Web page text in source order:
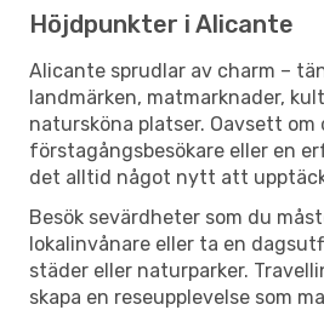
Höjdpunkter i Alicante
Alicante sprudlar av charm –
landmärken, matmarknader,
natursköna platser. Oavsett om
förstagångsbesökare eller en
det alltid något nytt att
Besök sevärdheter som du
lokalinvånare eller ta en
städer eller naturparker.
skapa en reseupplevelse som